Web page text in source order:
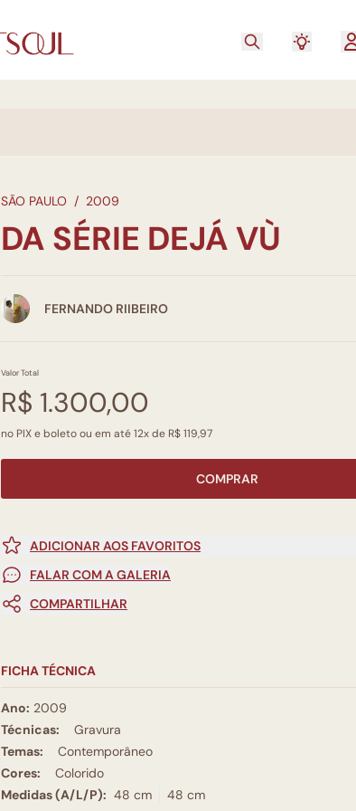
SÃO PAULO / 2009
DA SÉRIE DEJÁ VÙ
FERNANDO RIIBEIRO
Valor Total
R$ 1.300,00
no PIX e boleto ou em até 12x de R$ 119,97
COMPRAR
ADICIONAR AOS FAVORITOS
FALAR COM A GALERIA
COMPARTILHAR
FICHA TÉCNICA
Ano: 2009
Técnicas:
Gravura
Temas:
Contemporâneo
Cores:
Colorido
Medidas (A/L/P): 48 cm 48 cm